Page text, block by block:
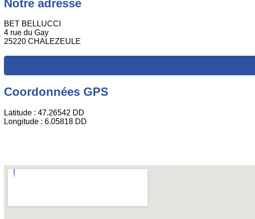
Notre adresse
BET BELLUCCI
4 rue du Gay
25220 CHALEZEULE
Coordonnées GPS
Latitude : 47.26542 DD
Longitude : 6.05818 DD